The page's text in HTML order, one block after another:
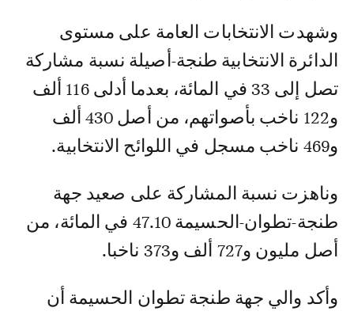
وشهدت الانتخابات العامة على مستوى
الدائرة الانتخابية طنجة-أصيلة نسبة مشاركة
تصل إلى 33 في المائة، بعدما أدلى 116 ألف
و122 ناخب بأصواتهم، من أصل 430 ألف
و469 ناخب مسجل في اللوائح الانتخابية.
وناهزت نسبة المشاركة على صعيد جهة
طنجة-تطوان-الحسيمة 47.10 في المائة، من
أصل مليون و727 ألف و373 ناخبا.
وأكد والي جهة طنجة تطوان الحسيمة أن